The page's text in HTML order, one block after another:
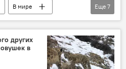
В мире
ЮАР
схватка
Еще 7
других
в